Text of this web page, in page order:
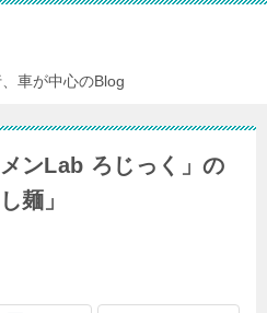
車が中心のBlog
ンLab ろじっく」の
麺」